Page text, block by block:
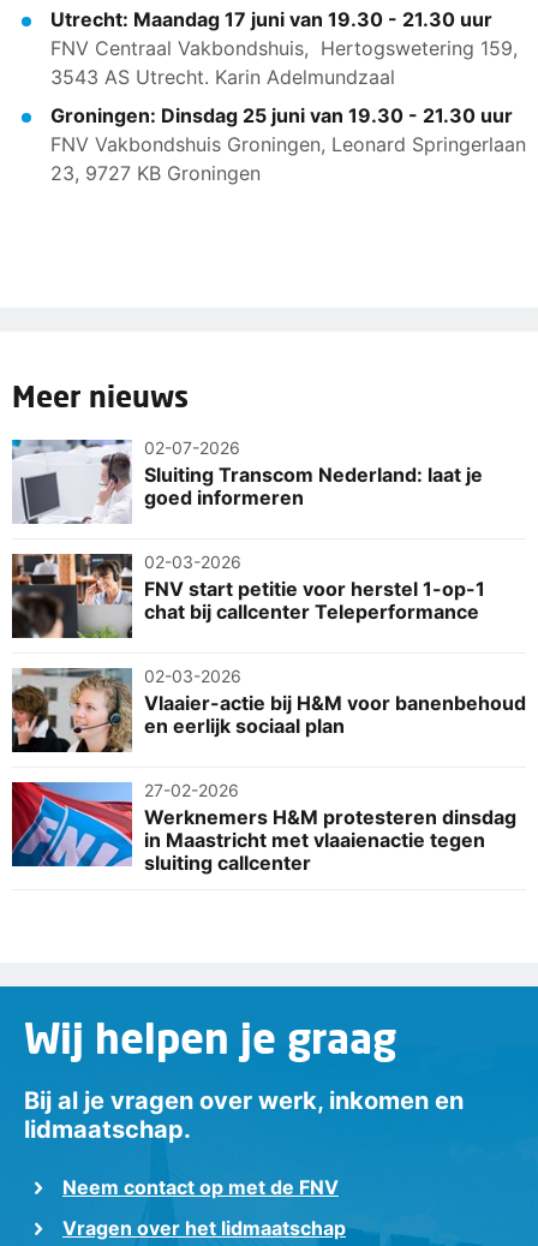
Utrecht: Maandag 17 juni van 19.30 - 21.30 uur
FNV Centraal Vakbondshuis, Hertogswetering 159,
3543 AS Utrecht. Karin Adelmundzaal
Groningen: Dinsdag 25 juni van 19.30 - 21.30 uur
FNV Vakbondshuis Groningen, Leonard Springerlaan
23, 9727 KB Groningen
Meer nieuws
02-07-2026
Sluiting Transcom Nederland: laat je
goed informeren
02-03-2026
FNV start petitie voor herstel 1-op-1
chat bij callcenter Teleperformance
02-03-2026
Vlaaier-actie bij H&M voor banenbehoud
en eerlijk sociaal plan
27-02-2026
Werknemers H&M protesteren dinsdag
in Maastricht met vlaaienactie tegen
sluiting callcenter
Wij helpen je graag
Bij al je vragen over werk, inkomen en
lidmaatschap.
Neem contact op met de FNV
Vragen over het lidmaatschap